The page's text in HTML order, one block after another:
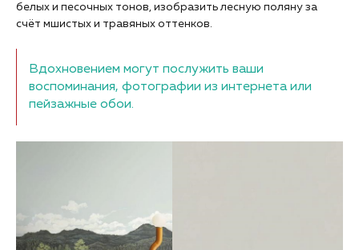
белых и песочных тонов, изобразить лесную поляну за
счёт мшистых и травяных оттенков.
Вдохновением могут послужить ваши
воспоминания, фотографии из интернета или
пейзажные обои.